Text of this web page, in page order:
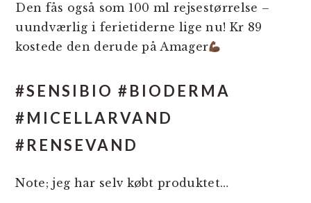
Den fås også som 100 ml rejsestørrelse –
uundværlig i ferietiderne lige nu! Kr 89
kostede den derude på Amager
#SENSIBIO #BIODERMA
#MICELLARVAND
#RENSEVAND
Note; jeg har selv købt produktet…